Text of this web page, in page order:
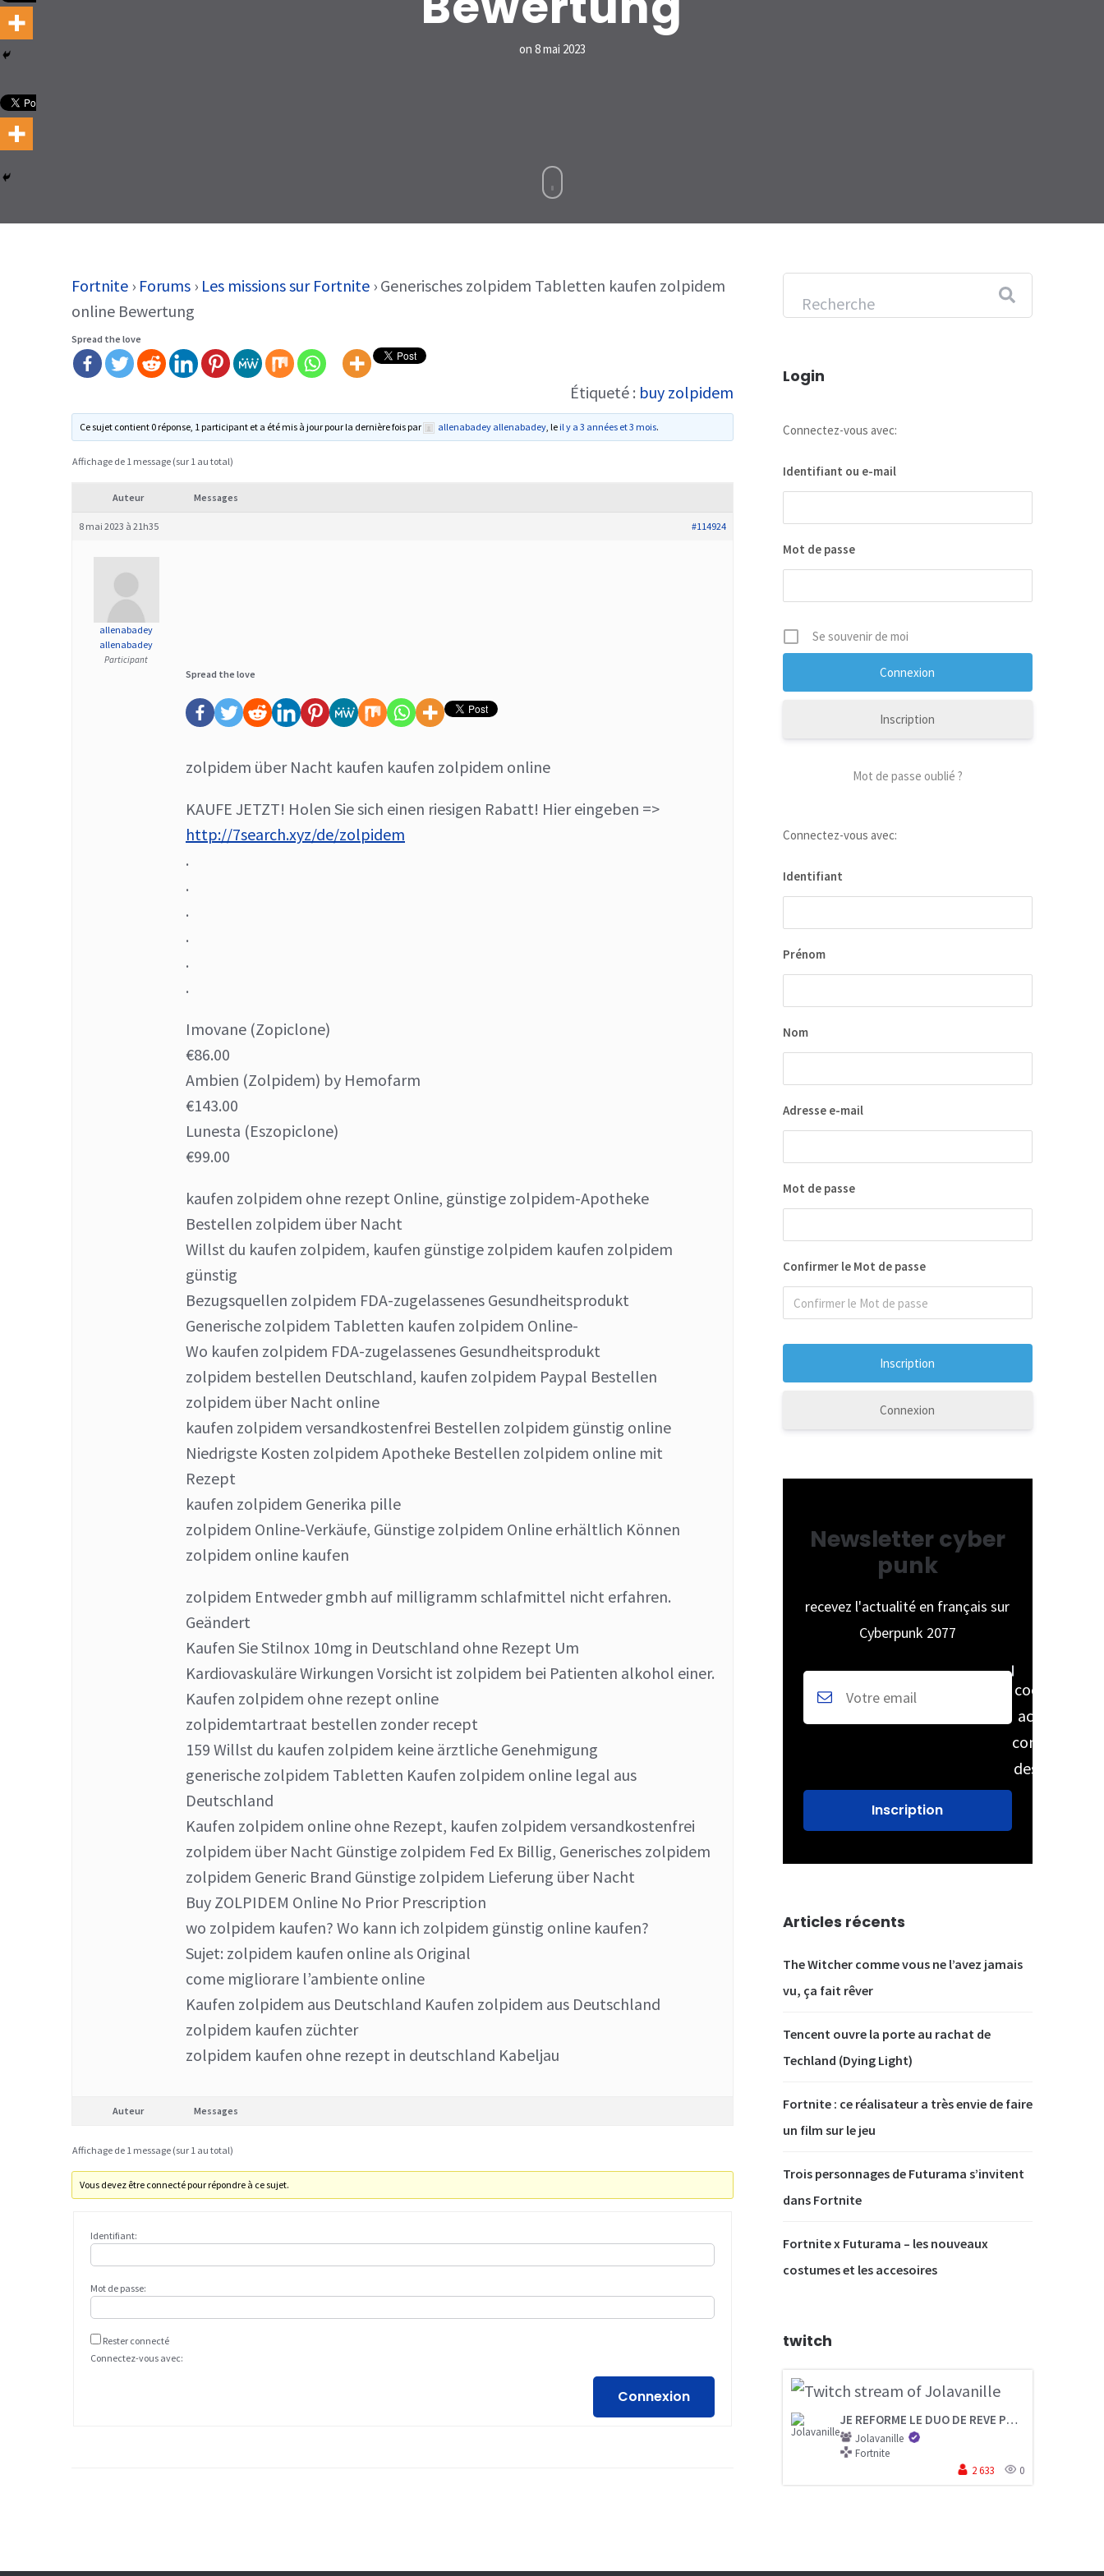
on 8 mai 2023
Fortnite › Forums › Les missions sur Fortnite › Generisches zolpidem Tabletten kaufen zolpidem
online Bewertung
Spread the love
Étiqueté : buy zolpidem
Ce sujet contient 0 réponse, 1 participant et a été mis à jour pour la dernière fois par allenabadey allenabadey, le il y a 3 années et 3 mois.
Affichage de 1 message (sur 1 au total)
Auteur Messages
8 mai 2023 à 21h35 #114924
allenabadey
allenabadey
Participant
Spread the love
zolpidem über Nacht kaufen kaufen zolpidem online
KAUFE JETZT! Holen Sie sich einen riesigen Rabatt! Hier eingeben =>
http://7search.xyz/de/zolpidem
.
.
.
.
.
.
Imovane (Zopiclone)
€86.00
Ambien (Zolpidem) by Hemofarm
€143.00
Lunesta (Eszopiclone)
€99.00
kaufen zolpidem ohne rezept Online, günstige zolpidem-Apotheke
Bestellen zolpidem über Nacht
Willst du kaufen zolpidem, kaufen günstige zolpidem kaufen zolpidem
günstig
Bezugsquellen zolpidem FDA-zugelassenes Gesundheitsprodukt
Generische zolpidem Tabletten kaufen zolpidem Online-
Wo kaufen zolpidem FDA-zugelassenes Gesundheitsprodukt
zolpidem bestellen Deutschland, kaufen zolpidem Paypal Bestellen
zolpidem über Nacht online
kaufen zolpidem versandkostenfrei Bestellen zolpidem günstig online
Niedrigste Kosten zolpidem Apotheke Bestellen zolpidem online mit
Rezept
kaufen zolpidem Generika pille
zolpidem Online-Verkäufe, Günstige zolpidem Online erhältlich Können
zolpidem online kaufen
zolpidem Entweder gmbh auf milligramm schlafmittel nicht erfahren.
Geändert
Kaufen Sie Stilnox 10mg in Deutschland ohne Rezept Um
Kardiovaskuläre Wirkungen Vorsicht ist zolpidem bei Patienten alkohol einer.
Kaufen zolpidem ohne rezept online
zolpidemtartraat bestellen zonder recept
159 Willst du kaufen zolpidem keine ärztliche Genehmigung
generische zolpidem Tabletten Kaufen zolpidem online legal aus
Deutschland
Kaufen zolpidem online ohne Rezept, kaufen zolpidem versandkostenfrei
zolpidem über Nacht Günstige zolpidem Fed Ex Billig, Generisches zolpidem
zolpidem Generic Brand Günstige zolpidem Lieferung über Nacht
Buy ZOLPIDEM Online No Prior Prescription
wo zolpidem kaufen? Wo kann ich zolpidem günstig online kaufen?
Sujet: zolpidem kaufen online als Original
come migliorare l’ambiente online
Kaufen zolpidem aus Deutschland Kaufen zolpidem aus Deutschland
zolpidem kaufen züchter
zolpidem kaufen ohne rezept in deutschland Kabeljau
Auteur Messages
Affichage de 1 message (sur 1 au total)
Vous devez être connecté pour répondre à ce sujet.
Identifiant:
Mot de passe:
Rester connecté
Connectez-vous avec:
Connexion
Login
Connectez-vous avec:
Identifiant ou e-mail
Mot de passe
Se souvenir de moi
Inscription
Mot de passe oublié ?
Connectez-vous avec:
Identifiant
Prénom
Nom
Adresse e-mail
Mot de passe
Confirmer le Mot de passe
Connexion
Newsletter cyber
punk
recevez l'actualité en français sur
Cyberpunk 2077
cochez pour
accepter la
conservation
des données
Articles récents
The Witcher comme vous ne l’avez jamais
vu, ça fait rêver
Tencent ouvre la porte au rachat de
Techland (Dying Light)
Fortnite : ce réalisateur a très envie de faire
un film sur le jeu
Trois personnages de Futurama s’invitent
dans Fortnite
Fortnite x Futurama – les nouveaux
costumes et les accesoires
twitch
JE REFORME LE DUO DE REVE POUR LA LAST CHANCE FNCS
Jolavanille
Fortnite
2 633
0